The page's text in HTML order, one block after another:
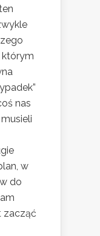
którym
nas
w
do
zacząć